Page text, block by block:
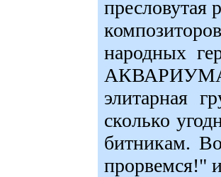
пресловутая
народных
АКВАРИУМА
элитарная
сколько
битникам.
прорвемся!"